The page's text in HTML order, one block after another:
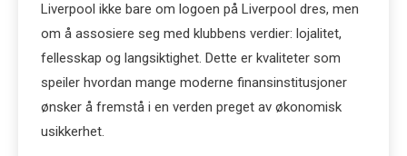
Liverpool ikke bare om logoen på Liverpool dres, men
om å assosiere seg med klubbens verdier: lojalitet,
fellesskap og langsiktighet. Dette er kvaliteter som
speiler hvordan mange moderne finansinstitusjoner
ønsker å fremstå i en verden preget av økonomisk
usikkerhet.